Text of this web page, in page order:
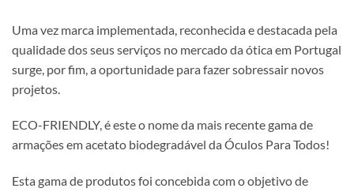
Uma vez marca implementada, reconhecida e destacada pela
qualidade dos seus serviços no mercado da ótica em Portugal
surge, por fim, a oportunidade para fazer sobressair novos
projetos.
ECO-FRIENDLY, é este o nome da mais recente gama de
armações em acetato biodegradável da Óculos Para Todos!
Esta gama de produtos foi concebida com o objetivo de